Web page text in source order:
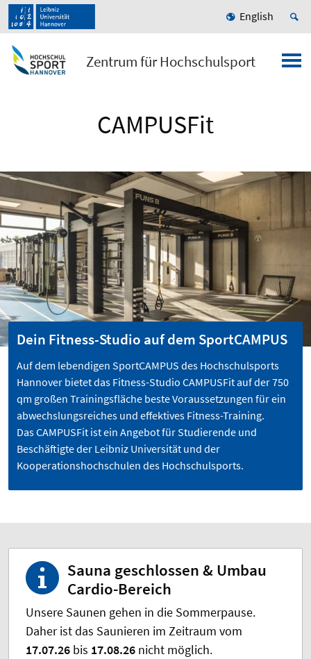
English
Zentrum für Hochschulsport
CAMPUSFit
Dein Fitness-Studio auf dem SportCAMPUS
Auf dem lebendigen SportCAMPUS des Hochschulsports
Hannover bietet das Fitness-Studio CAMPUSFit auf der 750
qm großen Trainingsfläche beste Voraussetzungen für ein
abwechslungsreiches und effektives Fitness-Training.
Das CAMPUSFit ist ein Angebot für Studierende und
Beschäftigte der Leibniz Universität und der
Kooperationshochschulen des Hochschulsports.
Sauna geschlossen & Umbau
Cardio-Bereich
Unsere Saunen gehen in die Sommerpause.
Daher ist das Saunieren im Zeitraum vom
17.07.26 bis 17.08.26 nicht möglich.